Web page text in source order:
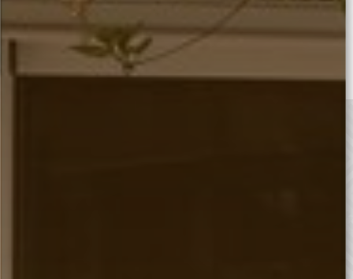
En savoir plus